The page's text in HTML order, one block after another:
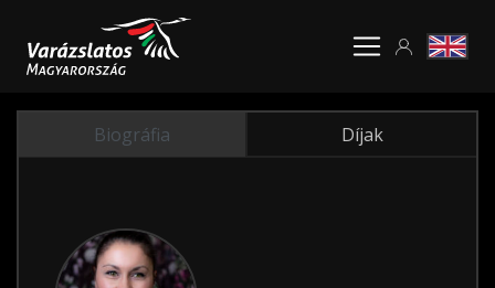
Biográfia Díjak